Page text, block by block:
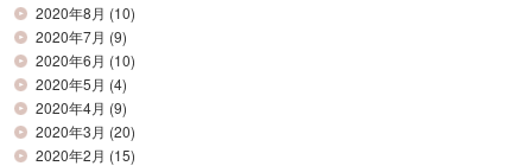
2020年8月 (10)
2020年7月 (9)
2020年6月 (10)
2020年5月 (4)
2020年4月 (9)
2020年3月 (20)
2020年2月 (15)